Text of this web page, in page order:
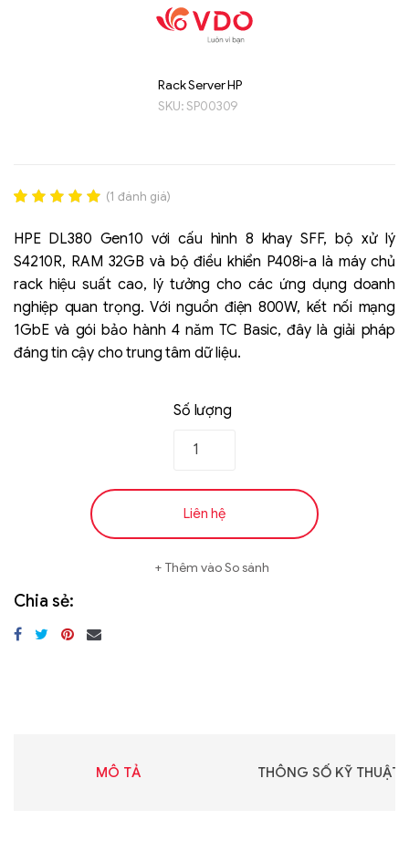
Rack Server HP
SKU:SP00309
out of 5
based on
đánh giá
(1 đánh giá)
HPE DL380 Gen10 với cấu hình 8 khay SFF, bộ xử lý
S4210R, RAM 32GB và bộ điều khiển P408i-a là máy chủ
rack hiệu suất cao, lý tưởng cho các ứng dụng doanh
nghiệp quan trọng. Với nguồn điện 800W, kết nối mạng
1GbE và gói bảo hành 4 năm TC Basic, đây là giải pháp
đáng tin cậy cho trung tâm dữ liệu.
Số lượng
Liên hệ
Thêm vào So sánh
Chia sẻ:
MÔ TẢ THÔNG SỐ KỸ THUẬT
- GDDR - GDDR6